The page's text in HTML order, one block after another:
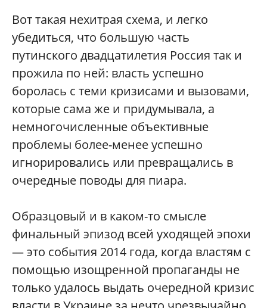
Вот такая нехитрая схема, и легко
убедиться, что большую часть
путинского двадцатилетия Россия так и
прожила по ней: власть успешно
боролась с теми кризисами и вызовами,
которые сама же и придумывала, а
немногочисленные объективные
проблемы более-менее успешно
игнорировались или превращались в
очередные поводы для пиара.
Образцовый и в каком-то смысле
финальный эпизод всей уходящей эпохи
— это события 2014 года, когда властям с
помощью изощренной пропаганды не
только удалось выдать очередной кризис